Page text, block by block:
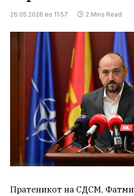
26.05.2026 во 11:57 2 Mins Read
Пратеникот на СДСМ,